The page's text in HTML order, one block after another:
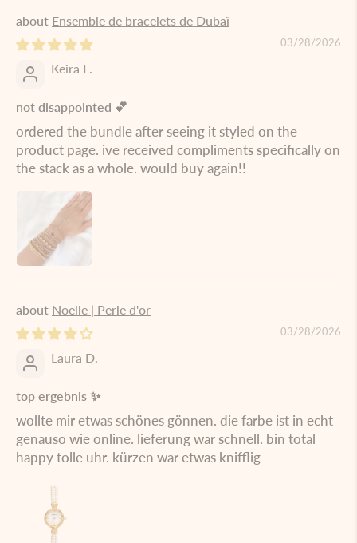
Ensemble de bracelets de Dubaï
03/28/2026
Keira L.
not disappointed 💕
ordered the bundle after seeing it styled on the
product page. ive received compliments specifically on
the stack as a whole. would buy again!!
Noelle | Perle d'or
03/28/2026
Laura D.
top ergebnis ✨
wollte mir etwas schönes gönnen. die farbe ist in echt
genauso wie online. lieferung war schnell. bin total
happy tolle uhr. kürzen war etwas knifflig